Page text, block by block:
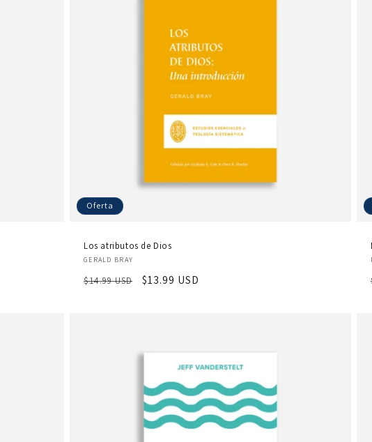
Oferta
Los atributos de Dios
Proveedor:
GERALD BRAY
Precio
$14.99 USD
Precio
$13.99 USD